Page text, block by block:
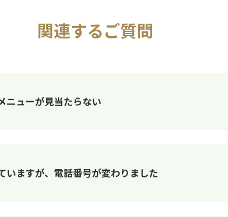
関連するご質問
ニューが見当たらない
ますが、電話番号が変わりました